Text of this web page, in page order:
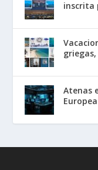
inscrita
Atenas